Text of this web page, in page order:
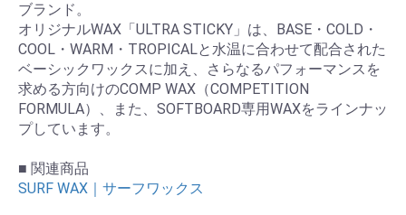
ブランド。
オリジナルWAX「ULTRA STICKY」は、BASE・COLD・
COOL・WARM・TROPICALと水温に合わせて配合された
ベーシックワックスに加え、さらなるパフォーマンスを
求める方向けのCOMP WAX（COMPETITION
FORMULA）、また、SOFTBOARD専用WAXをラインナッ
プしています。
■ 関連商品
SURF WAX｜サーフワックス
お買い物を続ける カートへ進む